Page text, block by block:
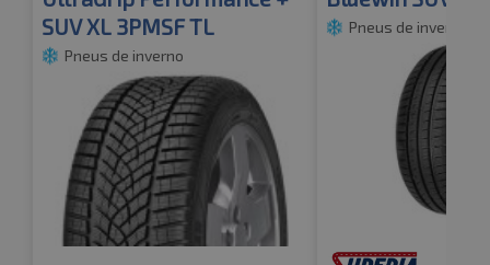
SUV XL 3PMSF TL
Pneus de inverno
Pneus de inverno